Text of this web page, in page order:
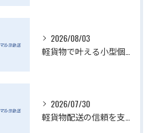
2026/08/03
2026/07/30